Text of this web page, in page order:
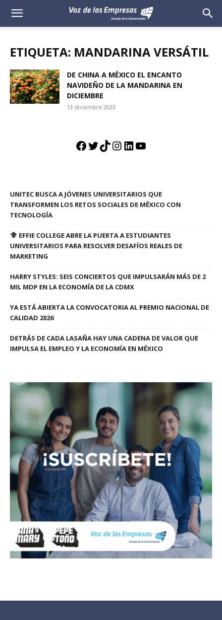
Voz
Empresas
ETIQUETA: MANDARINA VERSÁTIL
DE CHINA A MÉXICO EL ENCANTO
NAVIDEÑO DE LA MANDARINA EN
DICIEMBRE
13 diciembre 2023
Facebook
Twitter
TikTok
Instagram
LinkedIn
YouTube
UNITEC BUSCA A JÓVENES UNIVERSITARIOS QUE
TRANSFORMEN LOS RETOS SOCIALES DE MÉXICO CON
TECNOLOGÍA
EFFIE COLLEGE ABRE LA PUERTA A ESTUDIANTES
UNIVERSITARIOS PARA RESOLVER DESAFÍOS REALES DE
MARKETING
HARRY STYLES: SEIS CONCIERTOS QUE IMPULSARÁN MÁS DE 2
MIL MDP EN LA ECONOMÍA DE LA CDMX
YA ESTÁ ABIERTA LA CONVOCATORIA AL PREMIO NACIONAL DE
CALIDAD 2026
DETRÁS DE CADA LASAÑA HAY UNA CADENA DE VALOR QUE
IMPULSA EL EMPLEO Y LA ECONOMÍA EN MÉXICO